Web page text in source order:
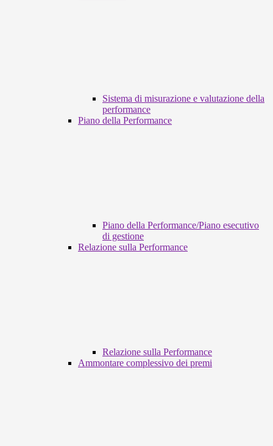
Sistema di misurazione e valutazione della
performance
Piano della Performance
Piano della Performance/Piano esecutivo
di gestione
Relazione sulla Performance
Relazione sulla Performance
Ammontare complessivo dei premi